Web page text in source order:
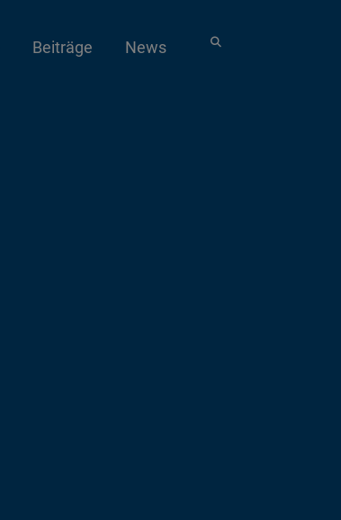
Beiträge News